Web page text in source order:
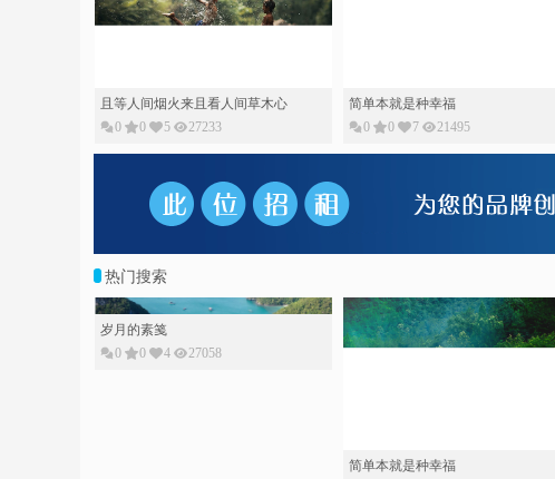
且等人间烟火来且看人间草木心
0
0 5 27233
简单本就是种幸福
0
0 7 21495
热门搜索
岁月的素䇳
0
0 4 27058
简单本就是种幸福